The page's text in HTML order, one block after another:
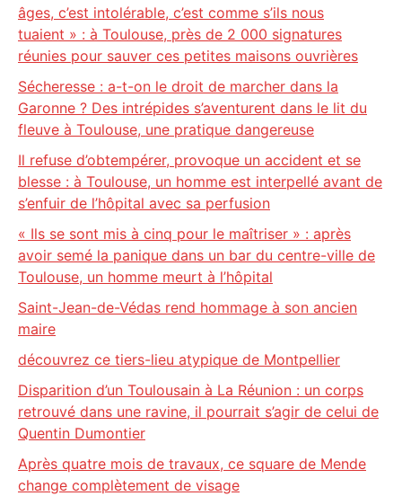
âges, c’est intolérable, c’est comme s’ils nous
tuaient » : à Toulouse, près de 2 000 signatures
réunies pour sauver ces petites maisons ouvrières
Sécheresse : a-t-on le droit de marcher dans la
Garonne ? Des intrépides s’aventurent dans le lit du
fleuve à Toulouse, une pratique dangereuse
Il refuse d’obtempérer, provoque un accident et se
blesse : à Toulouse, un homme est interpellé avant de
s’enfuir de l’hôpital avec sa perfusion
« Ils se sont mis à cinq pour le maîtriser » : après
avoir semé la panique dans un bar du centre-ville de
Toulouse, un homme meurt à l’hôpital
Saint-Jean-de-Védas rend hommage à son ancien
maire
découvrez ce tiers-lieu atypique de Montpellier
Disparition d’un Toulousain à La Réunion : un corps
retrouvé dans une ravine, il pourrait s’agir de celui de
Quentin Dumontier
Après quatre mois de travaux, ce square de Mende
change complètement de visage